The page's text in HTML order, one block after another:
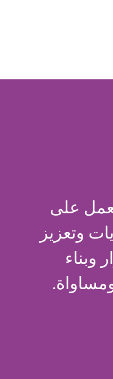
على
وتعزيز
وبناء